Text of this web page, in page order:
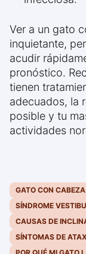
Ver a un gato
inquietante,
acudir
pronóstico.
tienen
adecuados, la
posible y tu
actividades
GATO CON
SÍNDROME
CAUSAS DE
SÍNTOMAS DE